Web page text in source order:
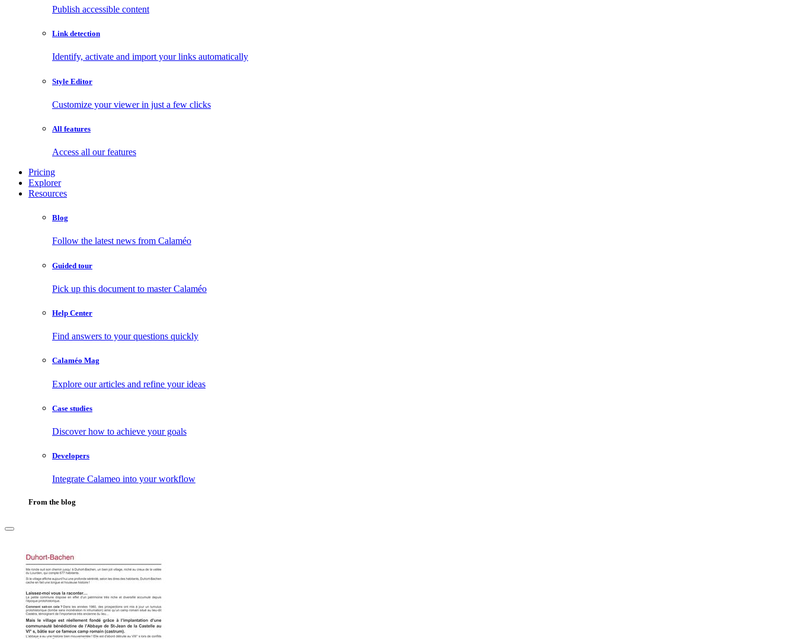
Publish accessible content
Link detection
Identify, activate and import your links automatically
Style Editor
Customize your viewer in just a few clicks
All features
Access all our features
Pricing
Explorer
Resources
Blog
Follow the latest news from Calaméo
Guided tour
Pick up this document to master Calaméo
Help Center
Find answers to your questions quickly
Calaméo Mag
Explore our articles and refine your ideas
Case studies
Discover how to achieve your goals
Developers
Integrate Calameo into your workflow
From the blog